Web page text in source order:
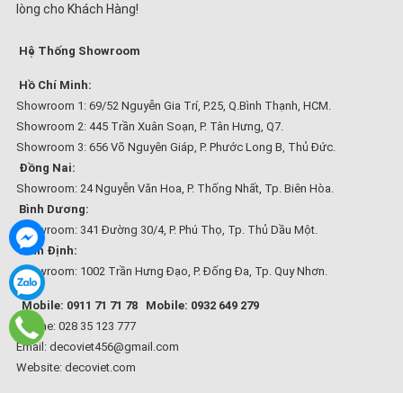
lòng cho Khách Hàng!
Hệ Thống Showroom
Hồ Chí Minh:
Showroom 1: 69/52 Nguyễn Gia Trí, P.25, Q.Bình Thạnh, HCM.
Showroom 2: 445 Trần Xuân Soạn, P. Tân Hưng, Q7.
Showroom 3: 656 Võ Nguyên Giáp, P. Phước Long B, Thủ Đức.
Đồng Nai:
Showroom: 24 Nguyễn Văn Hoa, P. Thống Nhất, Tp. Biên Hòa.
Bình Dương:
Showroom: 341 Đường 30/4, P. Phú Thọ, Tp. Thủ Dầu Một.
Bình Định:
Showroom: 1002 Trần Hưng Đạo, P. Đống Đa, Tp. Quy Nhơn.
Mobile: 0911 71 71 78
Mobile: 0932 649 279
Hotline: 028 35 123 777
Email: decoviet456@gmail.com
Website: decoviet.com